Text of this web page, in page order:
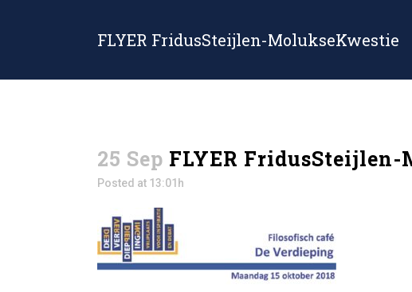
FLYER FridusSteijlen-MolukseKwestie
25 Sep FLYER
Posted at 13:01h